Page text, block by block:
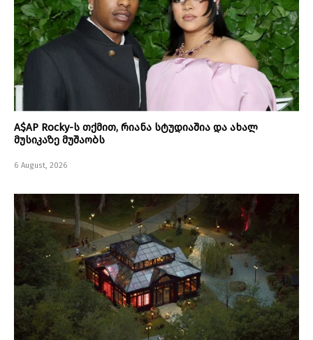
A$AP Rocky-ს თქმით, რიანა სტუდიაშია და ახალ
მუსიკაზე მუშაობს
6 August, 2026